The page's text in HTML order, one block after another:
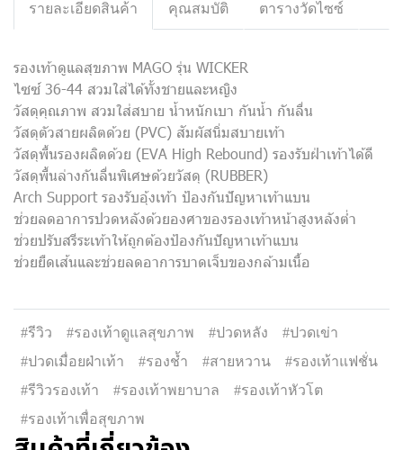
รายละเอียดสินค้า คุณสมบัติ ตารางวัดไซซ์
รองเท้าดูแลสุขภาพ MAGO รุ่น WICKER
ไซซ์ 36-44 สวมใส่ได้ทั้งชายและหญิง
วัสดุคุณภาพ สวมใส่สบาย น้ำหนักเบา กันน้ำ กันลื่น
วัสดุตัวสายผลิตด้วย (PVC) สัมผัสนิ่มสบายเท้า
วัสดุพื้นรองผลิตด้วย (EVA High Rebound) รองรับฝ่าเท้าได้ดี
วัสดุพื้นล่างกันลื่นพิเศษด้วยวัสดุ (RUBBER)
Arch Support รองรับอุ้งเท้า ป้องกันปัญหาเท้าแบน
ช่วยลดอาการปวดหลังด้วยองศาของรองเท้าหน้าสูงหลังต่ำ
ช่วยปรับสรีระเท้าให้ถูกต้องป้องกันปัญหาเท้าแบน
ช่วยยืดเส้นและช่วยลดอาการบาดเจ็บของกล้ามเนื้อ
#รีวิว #รองเท้าดูแลสุขภาพ #ปวดหลัง
#ปวดเข่า
#ปวดเมื่อยฝ่าเท้า
#รองช้ำ #สายหวาน
#รองเท้าแฟชั่น
#รีวิวรองเท้า
#รองเท้าพยาบาล
#รองเท้าหัวโต
#รองเท้าเพื่อสุขภาพ